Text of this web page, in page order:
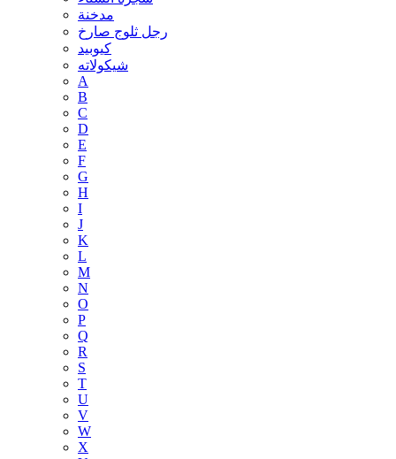
مدخنة
رجل ثلوج صارخ
كيوبيد
شيكولاته
A
B
C
D
E
F
G
H
I
J
K
L
M
N
O
P
Q
R
S
T
U
V
W
X